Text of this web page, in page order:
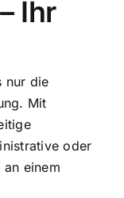
Ihr
nur die
Mit
oder
einem